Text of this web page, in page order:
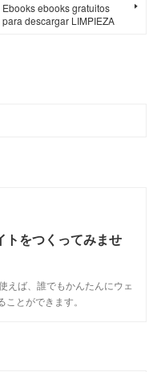
Ebooks ebooks gratuitos
para descargar LIMPIEZA
トをつくってみませ
えば、誰でもかんたんにウェ
とができます。